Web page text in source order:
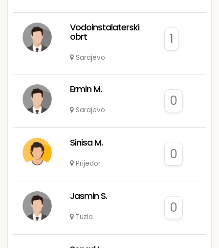
Vodoinstalaterski
obrt
Sarajevo
1
Ermin M.
Sarajevo
0
Sinisa M.
Prijedor
0
Jasmin S.
Tuzla
0